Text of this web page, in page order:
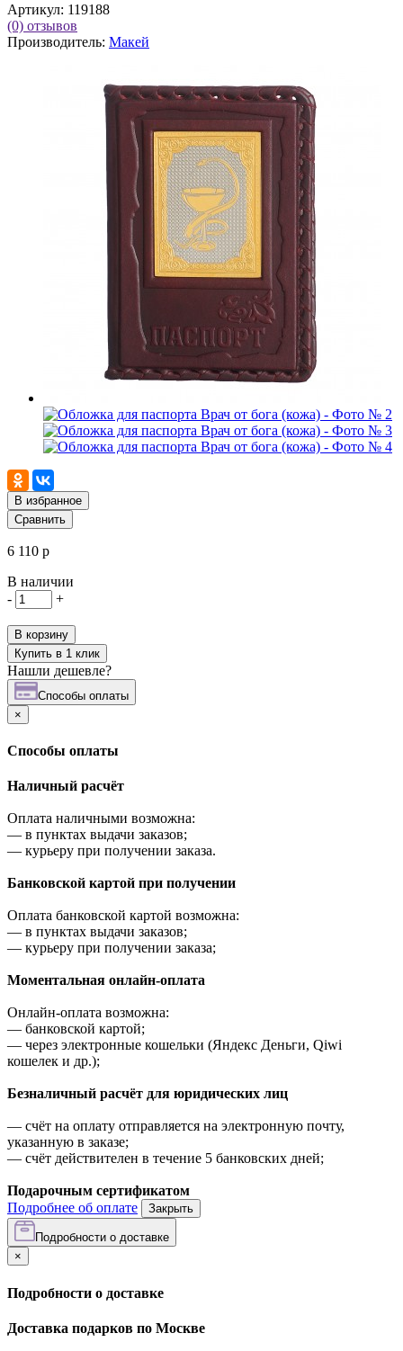
Артикул: 119188
(0) отзывов
Производитель: Макей
В избранное
Сравнить
6 110 р
В наличии
-
+
В корзину
Купить в 1 клик
Нашли дешевле?
Cпособы оплаты
×
Cпособы оплаты
Наличный расчёт
Оплата наличными возможна:
— в пунктах выдачи заказов;
— курьеру при получении заказа.
Банковской картой при получении
Оплата банковской картой возможна:
— в пунктах выдачи заказов;
— курьеру при получении заказа;
Моментальная онлайн-оплата
Онлайн-оплата возможна:
— банковской картой;
— через электронные кошельки (Яндекс Деньги, Qiwi
кошелек и др.);
Безналичный расчёт для юридических лиц
— счёт на оплату отправляется на электронную почту,
указанную в заказе;
— счёт действителен в течение 5 банковских дней;
Подарочным сертификатом
Подробнее об оплате
Закрыть
Подробности о доставке
×
Подробности о доставке
Доставка подарков по Москве